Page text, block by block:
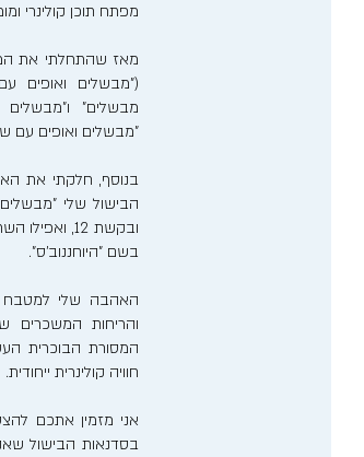
מפתח תוכן קולינרי
מאז שהתחלתי את
("מבשלים ואופים
מבשלים" ו"מבשלים
"מבשלים ואופים עם
בנוסף, חלקתי את
הבישול שלי
ובקשת 12,
בשם "היוחננוב'ס".
האהבה שלי למטבח
והריחות
המסורת הבוכרית
חוויה קולינרית ייחודית.
אני מזמין אתכם
בסדנאות הבישול